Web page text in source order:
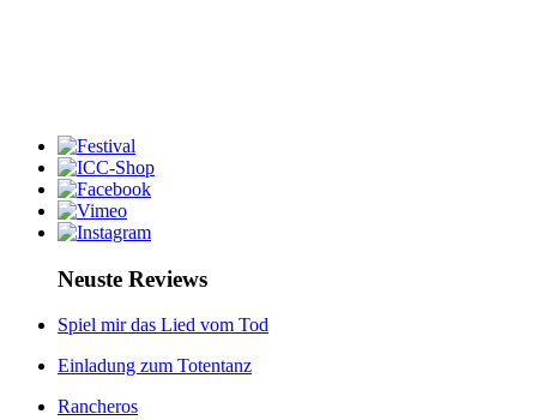
Neuste Reviews
Spiel mir das Lied vom Tod
Einladung zum Totentanz
Rancheros